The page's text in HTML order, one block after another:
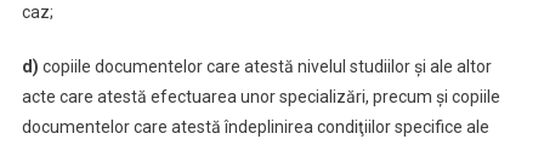
caz;
d) copiile documentelor care atestă nivelul studiilor şi ale altor
acte care atestă efectuarea unor specializări, precum şi copiile
documentelor care atestă îndeplinirea condiţiilor specifice ale